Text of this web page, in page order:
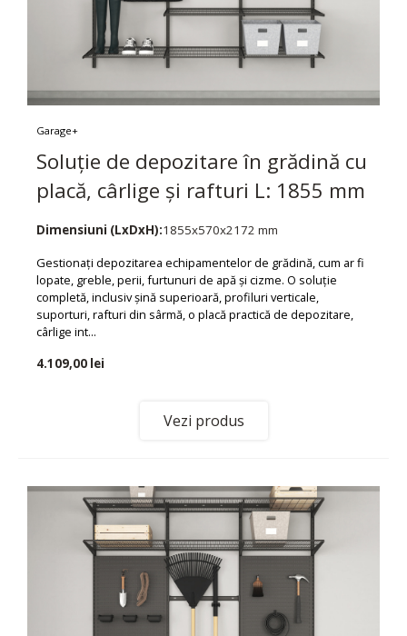
Garage+
Soluție de depozitare în grădină cu
placă, cârlige și rafturi L: 1855 mm
Dimensiuni (LxDxH):1855x570x2172 mm
Gestionați depozitarea echipamentelor de grădină, cum ar fi
lopate, greble, perii, furtunuri de apă și cizme. O soluție
completă, inclusiv șină superioară, profiluri verticale,
suporturi, rafturi din sârmă, o placă practică de depozitare,
cârlige int...
4.109,00 lei
Vezi produs